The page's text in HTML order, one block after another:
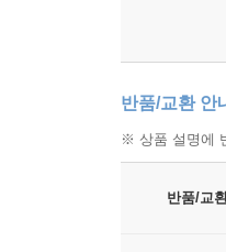
반품/교환 안
※ 상품 설명에
반품/교